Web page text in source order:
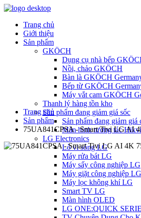
Trang chủ
Giới thiệu
Sản phẩm
GKÖCH
Dụng cụ nhà bếp
Nồi, chảo GKÖCH
Bàn là GKÖCH
Bếp từ GKÖCH
Máy vắt cam GKÖCH
Thanh lý hàng tồn kho
Sản phẩm đang giảm giá sốc
Sản phẩm đang giảm giá
Màn hình tương tác
LG Electronics
Lò vi sóng LG
Máy rửa bát LG
Máy sấy công nghiệp LG
Máy giặt công nghiệp LG
Máy lọc không khí LG
Smart TV LG
Màn hình OLED
LG ONE:QUICK
Trang chủ
Sản phẩm
75UA841CPSA - Smart Tivi LG AI